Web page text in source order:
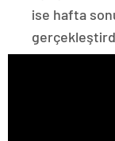
ise hafta